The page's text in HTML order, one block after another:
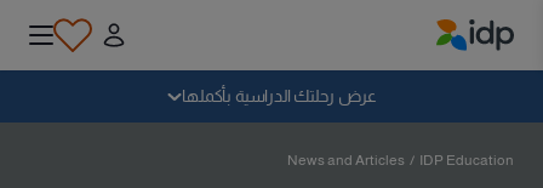
عرض رحلتك الدراسية بأكملها
لماذا الدراسة بالخارج؟
سقوط
IDP Education
/
News and Articles